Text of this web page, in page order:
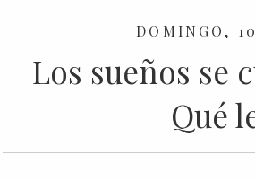
DOMINGO,
Los sueños se
Qué